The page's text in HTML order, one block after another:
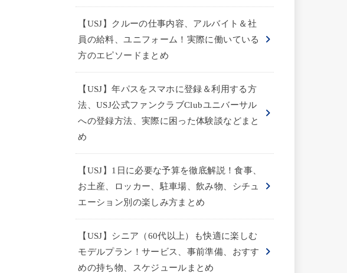
【USJ】クルーの仕事内容、アルバイト＆社
員の給料、ユニフォーム！実際に働いている
方のエピソードまとめ
【USJ】年パスをスマホに登録＆利用する方
法、USJ公式ファンクラブClubユニバーサル
への登録方法、実際に困った体験談などまと
め
【USJ】1日に必要な予算を徹底解説！食事、
お土産、ロッカー、駐車場、飲み物、シチュ
エーション別の楽しみ方まとめ
【USJ】シニア（60代以上）も快適に楽しむ
モデルプラン！サービス、事前準備、おすす
めの持ち物、スケジュールまとめ